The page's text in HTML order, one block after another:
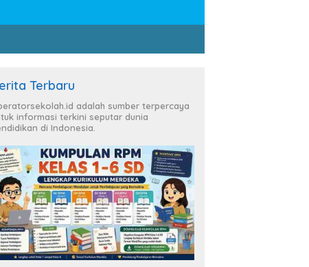
Materi Kelas 2 SD
1 dan 2
Rangkuman Materi Kelas 1 SD
Semester 1 dan 2 Lengkap
Terbaru
adalah sumber terpercaya
informasi terkini seputar dunia
di Indonesia.